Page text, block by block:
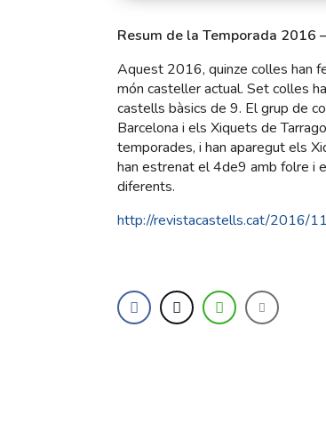
Resum de la Temporada 2016
Aquest 2016, quinze colles han
món casteller actual. Set colles
castells bàsics de 9. El grup de
Barcelona i els Xiquets de
temporades, i han aparegut els
han estrenat el 4de9 amb folre i
diferents.
http://revistacastells.cat/2016/